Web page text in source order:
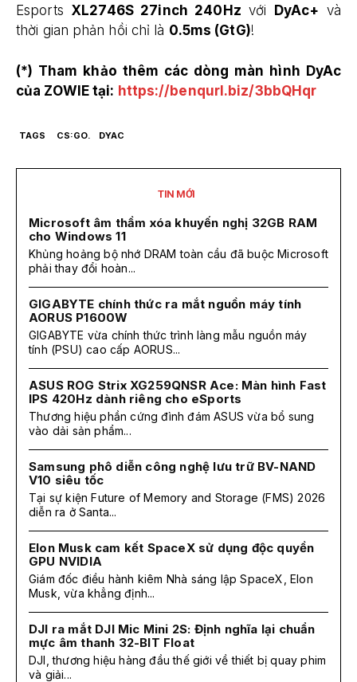
Esports XL2746S 27inch 240Hz với DyAc+ và
thời gian phản hồi chỉ là 0.5ms (GtG)!
(*) Tham khảo thêm các dòng màn hình DyAc
của ZOWIE tại: https://benqurl.biz/3bbQHqr
TAGS CS:GO. DYAC
TIN MỚI
Microsoft âm thầm xóa khuyến nghị 32GB RAM
cho Windows 11
Khủng hoảng bộ nhớ DRAM toàn cầu đã buộc Microsoft
phải thay đổi hoàn...
GIGABYTE chính thức ra mắt nguồn máy tính
AORUS P1600W
GIGABYTE vừa chính thức trình làng mẫu nguồn máy
tính (PSU) cao cấp AORUS...
ASUS ROG Strix XG259QNSR Ace: Màn hình Fast
IPS 420Hz dành riêng cho eSports
Thương hiệu phần cứng đình đám ASUS vừa bổ sung
vào dải sản phẩm...
Samsung phô diễn công nghệ lưu trữ BV-NAND
V10 siêu tốc
Tại sự kiện Future of Memory and Storage (FMS) 2026
diễn ra ở Santa...
Elon Musk cam kết SpaceX sử dụng độc quyền
GPU NVIDIA
Giám đốc điều hành kiêm Nhà sáng lập SpaceX, Elon
Musk, vừa khẳng định...
DJI ra mắt DJI Mic Mini 2S: Định nghĩa lại chuẩn
mực âm thanh 32-BIT Float
DJI, thương hiệu hàng đầu thế giới về thiết bị quay phim
và giải...